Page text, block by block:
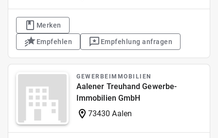
Merken
Empfehlen Empfehlung anfragen
GEWERBEIMMOBILIEN
Aalener Treuhand Gewerbe-
Immobilien GmbH
73430 Aalen